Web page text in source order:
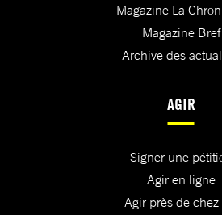
Magazine La
Magazine Bref
Archive des
AGIR
Signer une
Agir en ligne
Agir près de chez